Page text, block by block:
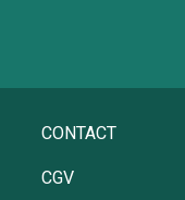
CONTACT
CGV